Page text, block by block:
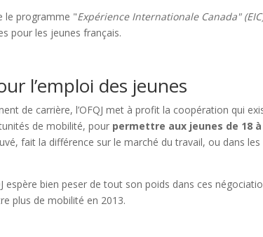
le programme "Expérience Internationale Canada"
pour les jeunes français.
l’emploi des jeunes
de carrière, l’OFQJ met à profit la coopération qui
de mobilité, pour permettre aux jeunes de 18 à
fait la différence sur le marché du travail, ou dans les
espère bien peser de tout son poids dans ces
plus de mobilité en 2013.